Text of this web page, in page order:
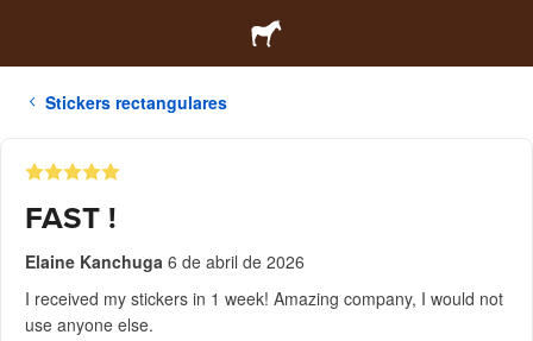
Stickers rectangulares
FAST !
Elaine Kanchuga 6 de abril de 2026
I received my stickers in 1 week! Amazing company, I would not
use anyone else.